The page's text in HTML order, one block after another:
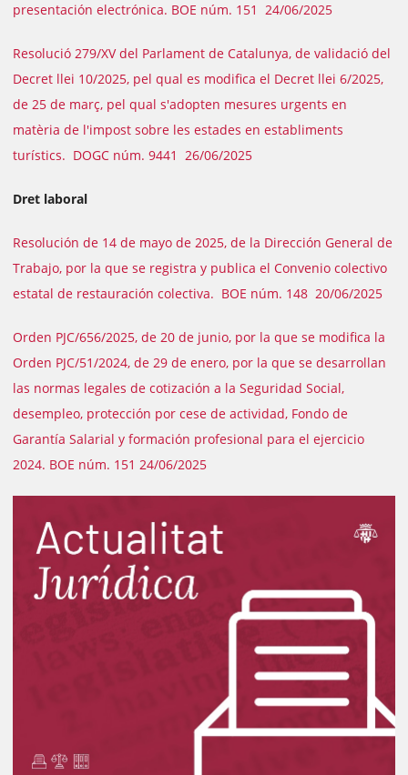
presentación electrónica. BOE núm. 151 24/06/2025
Resolució 279/XV del Parlament de Catalunya, de validació del
Decret llei 10/2025, pel qual es modifica el Decret llei 6/2025,
de 25 de març, pel qual s'adopten mesures urgents en
matèria de l'impost sobre les estades en establiments
turístics. DOGC núm. 9441 26/06/2025
Dret laboral
Resolución de 14 de mayo de 2025, de la Dirección General de
Trabajo, por la que se registra y publica el Convenio colectivo
estatal de restauración colectiva. BOE núm. 148 20/06/2025
Orden PJC/656/2025, de 20 de junio, por la que se modifica la
Orden PJC/51/2024, de 29 de enero, por la que se desarrollan
las normas legales de cotización a la Seguridad Social,
desempleo, protección por cese de actividad, Fondo de
Garantía Salarial y formación profesional para el ejercicio
2024. BOE núm. 151 24/06/2025